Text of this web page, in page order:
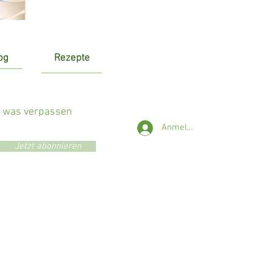
Rezepte
verpassen
Jetzt abonnieren
Anmelden